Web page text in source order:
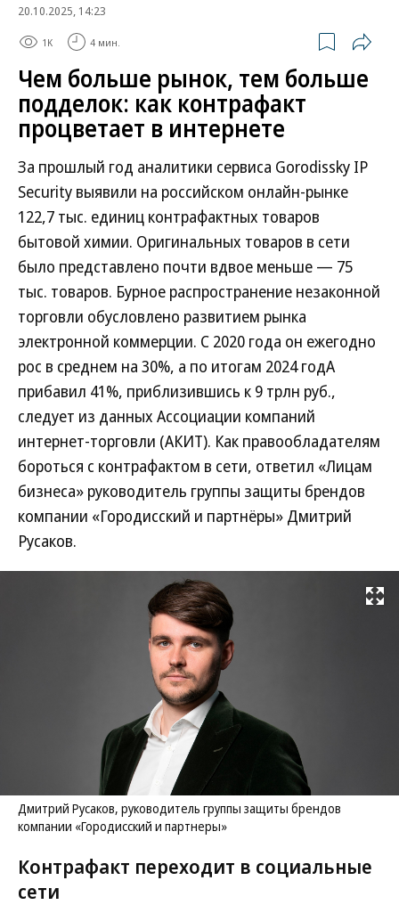
20.10.2025, 14:23
1K 4 мин.
Чем больше рынок, тем больше
подделок: как контрафакт
процветает в интернете
За прошлый год аналитики сервиса Gorodissky IP
Security выявили на российском онлайн-рынке
122,7 тыс. единиц контрафактных товаров
бытовой химии. Оригинальных товаров в сети
было представлено почти вдвое меньше — 75
тыс. товаров. Бурное распространение незаконной
торговли обусловлено развитием рынка
электронной коммерции. С 2020 года он ежегодно
рос в среднем на 30%, а по итогам 2024 годА
прибавил 41%, приблизившись к 9 трлн руб.,
следует из данных Ассоциации компаний
интернет-торговли (АКИТ). Как правообладателям
бороться с контрафактом в сети, ответил «Лицам
бизнеса» руководитель группы защиты брендов
компании «Городисский и партнёры» Дмитрий
Русаков.
Развернуть
Дмитрий Русаков, руководитель группы защиты брендов
компании «Городисский и партнеры»
Контрафакт переходит в социальные
сети